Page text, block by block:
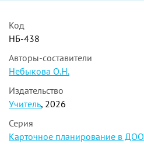
Код
НБ-438
Авторы-составители
Небыкова О.Н.
Издательство
Учитель, 2026
Серия
Карточное планирование в ДОО